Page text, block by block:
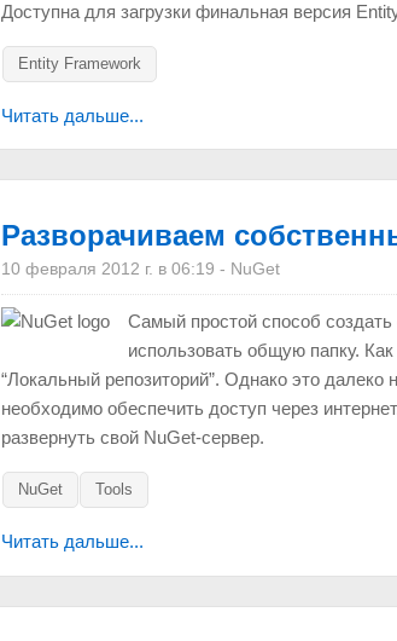
Доступна для загрузки финальная версия
Entity Framework
Читать дальше...
Разворачиваем
10 февраля 2012 г. в 06:19 - NuGet
Самый простой способ создать
использовать общую папку.
“Локальный репозиторий”. Однако это
необходимо обеспечить доступ через
развернуть свой NuGet-сервер.
NuGet Tools
Читать дальше...